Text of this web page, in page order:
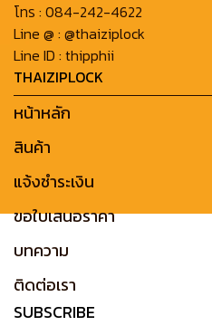
โทร : 084-242-4622
Line @ : @thaiziplock
Line ID : thipphii
THAIZIPLOCK
หน้าหลัก
สินค้า
แจ้งชำระเงิน
ขอใบเสนอราคา
บทความ
ติดต่อเรา
SUBSCRIBE